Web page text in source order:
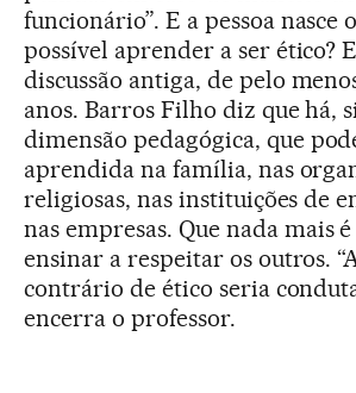
funcionário”. E a pessoa nasce
possível aprender a ser ético?
discussão antiga, de pelo
anos. Barros Filho diz que há,
dimensão pedagógica, que
aprendida na família, nas
religiosas, nas instituições de
nas empresas. Que nada mais
ensinar a respeitar os outros.
contrário de ético seria
encerra o professor.